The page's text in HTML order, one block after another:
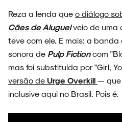
Reza a lenda que o diálogo
Cães de Aluguel veio de uma
teve com ele. E mais: a
sonora de Pulp Fictioncom
mas foi substituída por"Girl,
versão de Urge Overkill — que
inclusive aqui no Brasil. Pois é.